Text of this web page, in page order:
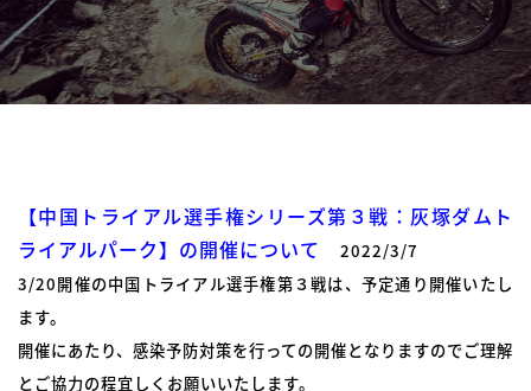
【中国トライアル選手権シリーズ第３戦：灰塚ダムト
ライアルパーク】の開催について
2022/3/7
3/20開催の中国トライアル選手権第３戦は、予定通り開催いたし
ます。
開催にあたり、感染予防対策を行っての開催となりますのでご理解
とご協力の程宜しくお願いいたします。